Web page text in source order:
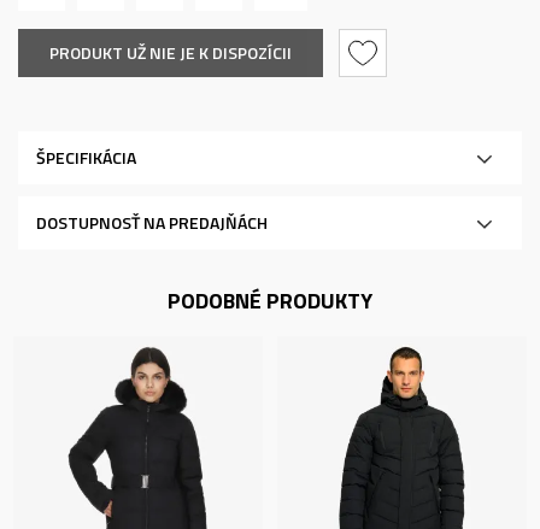
PRODUKT UŽ NIE JE K DISPOZÍCII
ŠPECIFIKÁCIA
DOSTUPNOSŤ NA PREDAJŇÁCH
PODOBNÉ PRODUKTY